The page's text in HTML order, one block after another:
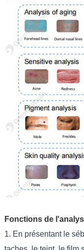
Fonctions de
1. En présentant le